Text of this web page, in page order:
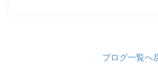
ブログ一覧へ